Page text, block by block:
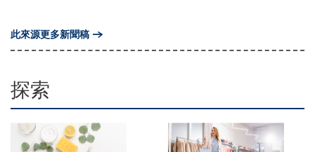
此來源更多新聞稿
探索